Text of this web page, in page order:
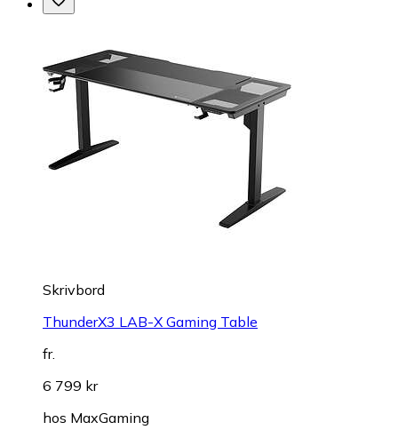
Skrivbord
ThunderX3 LAB-X Gaming Table
fr.
6 799 kr
hos MaxGaming